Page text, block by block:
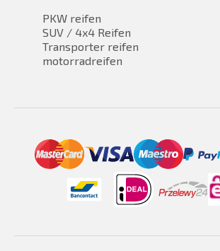
PKW reifen
SUV / 4x4 Reifen
Transporter reifen
motorradreifen